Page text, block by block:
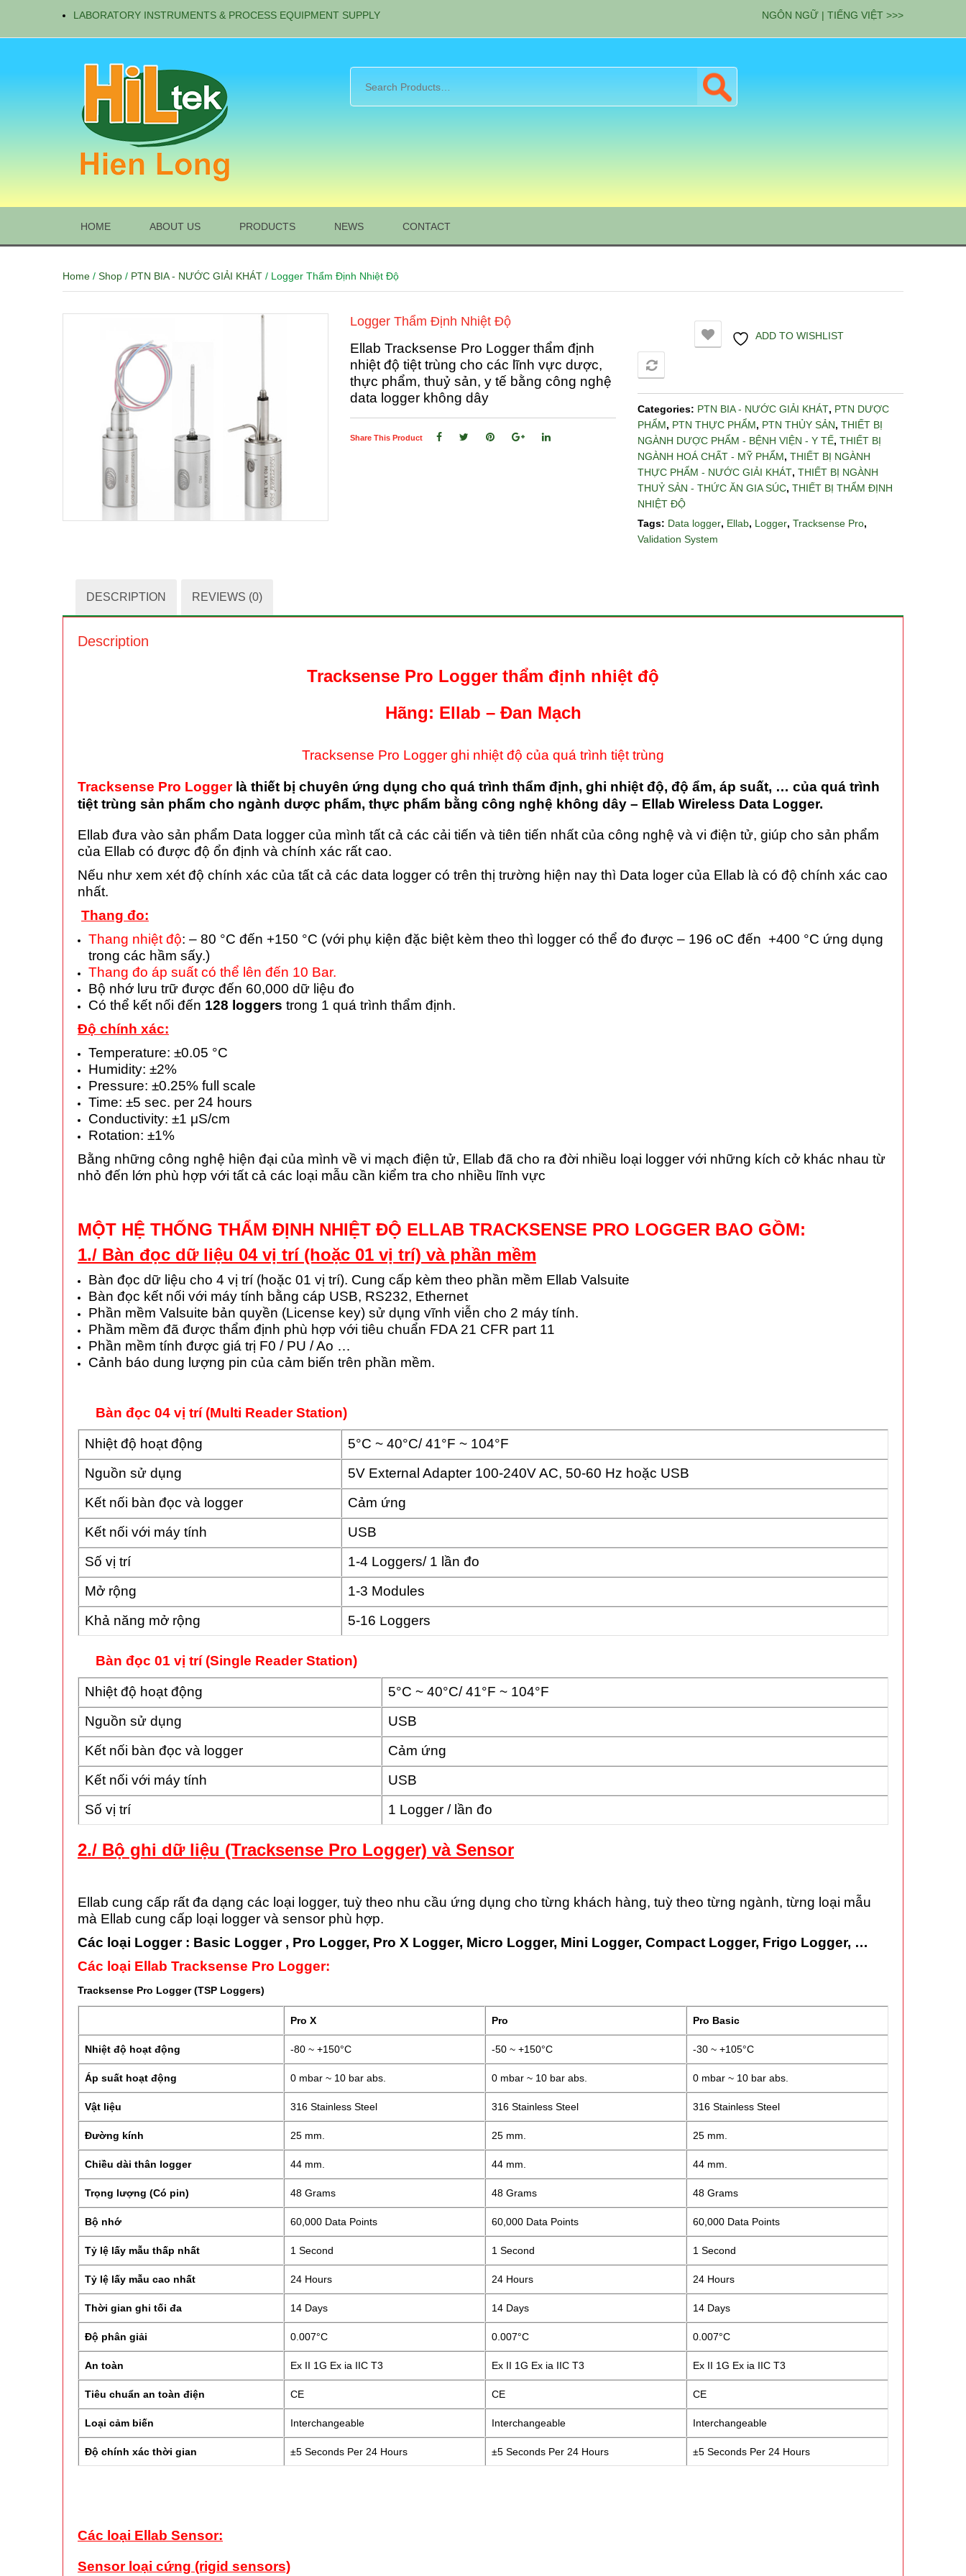
LABORATORY INSTRUMENTS & PROCESS EQUIPMENT SUPPLY NGÔN NGỮ | TIẾNG VIỆT >>>
HOME ABOUT US PRODUCTS NEWS CONTACT
Home / Shop / PTN BIA - NƯỚC GIẢI KHÁT / Logger Thẩm Định Nhiệt Độ
Logger Thẩm Định Nhiệt Độ
Ellab Tracksense Pro Logger thẩm định
nhiệt độ tiệt trùng cho các lĩnh vực dược,
thực phẩm, thuỷ sản, y tế bằng công nghệ
data logger không dây
Share This Product
ADD TO WISHLIST
Categories: PTN BIA - NƯỚC GIẢI KHÁT, PTN DƯỢC
PHẨM, PTN THỰC PHẨM, PTN THỦY SẢN, THIẾT BỊ
NGÀNH DƯỢC PHẨM - BỆNH VIỆN - Y TẾ, THIẾT BỊ
NGÀNH HOÁ CHẤT - MỸ PHẨM, THIẾT BỊ NGÀNH
THỰC PHẨM - NƯỚC GIẢI KHÁT, THIẾT BỊ NGÀNH
THUỶ SẢN - THỨC ĂN GIA SÚC, THIẾT BỊ THẨM ĐỊNH
NHIỆT ĐỘ
Tags: Data logger, Ellab, Logger, Tracksense Pro,
Validation System
DESCRIPTION REVIEWS (0)
Description
Tracksense Pro Logger thẩm định nhiệt độ
Hãng: Ellab – Đan Mạch
Tracksense Pro Logger ghi nhiệt độ của quá trình tiệt trùng
Tracksense Pro Loggerlà thiết bị chuyên ứng dụng cho quá trình thẩm định, ghi nhiệt độ, độ ẩm, áp suất, … của quá trình
tiệt trùng sản phẩm cho ngành dược phẩm, thực phẩm bằng công nghệ không dây – Ellab Wireless Data Logger.
Ellab đưa vào sản phẩm Data logger của mình tất cả các cải tiến và tiên tiến nhất của công nghệ và vi điện tử, giúp cho sản phẩm
của Ellab có được độ ổn định và chính xác rất cao.
Nếu như xem xét độ chính xác của tất cả các data logger có trên thị trường hiện nay thì Data loger của Ellab là có độ chính xác cao
nhất.
Thang đo:
Thang nhiệt độ: – 80 °C đến +150 °C (với phụ kiện đặc biệt kèm theo thì logger có thể đo được – 196 oC đến +400 °C ứng dụng
trong các hầm sấy.)
Thang đo áp suất có thể lên đến 10 Bar.
Bộ nhớ lưu trữ được đến 60,000 dữ liệu đo
Có thể kết nối đến 128 loggers trong 1 quá trình thẩm định.
Độ chính xác:
Temperature: ±0.05 °C
Humidity: ±2%
Pressure: ±0.25% full scale
Time: ±5 sec. per 24 hours
Conductivity: ±1 μS/cm
Rotation: ±1%
Bằng những công nghệ hiện đại của mình về vi mạch điện tử, Ellab đã cho ra đời nhiều loại logger với những kích cở khác nhau từ
nhỏ đến lớn phù hợp với tất cả các loại mẫu cần kiểm tra cho nhiều lĩnh vực
MỘT HỆ THỐNG THẨM ĐỊNH NHIỆT ĐỘ ELLAB TRACKSENSE PRO LOGGER BAO GỒM:
1./ Bàn đọc dữ liệu 04 vị trí (hoặc 01 vị trí) và phần mềm
Bàn đọc dữ liệu cho 4 vị trí (hoặc 01 vị trí). Cung cấp kèm theo phần mềm Ellab Valsuite
Bàn đọc kết nối với máy tính bằng cáp USB, RS232, Ethernet
Phần mềm Valsuite bản quyền (License key) sử dụng vĩnh viễn cho 2 máy tính.
Phầm mềm đã được thẩm định phù hợp với tiêu chuẩn FDA 21 CFR part 11
Phần mềm tính được giá trị F0 / PU / Ao …
Cảnh báo dung lượng pin của cảm biến trên phần mềm.
Bàn đọc 04 vị trí (Multi Reader Station)
Nhiệt độ hoạt động
5°C ~ 40°C/ 41°F ~ 104°F
Nguồn sử dụng
5V External Adapter 100-240V AC, 50-60 Hz hoặc USB
Kết nối bàn đọc và logger
Cảm ứng
Kết nối với máy tính
USB
Số vị trí
1-4 Loggers/ 1 lần đo
Mở rộng
1-3 Modules
Khả năng mở rộng
5-16 Loggers
Bàn đọc 01 vị trí (Single Reader Station)
Nhiệt độ hoạt động
5°C ~ 40°C/ 41°F ~ 104°F
Nguồn sử dụng
USB
Kết nối bàn đọc và logger
Cảm ứng
Kết nối với máy tính
USB
Số vị trí
1 Logger / lần đo
2./ Bộ ghi dữ liệu (Tracksense Pro Logger) và Sensor
Ellab cung cấp rất đa dạng các loại logger, tuỳ theo nhu cầu ứng dụng cho từng khách hàng, tuỳ theo từng ngành, từng loại mẫu
mà Ellab cung cấp loại logger và sensor phù hợp.
Các loại Logger : Basic Logger , Pro Logger, Pro X Logger, Micro Logger, Mini Logger, Compact Logger, Frigo Logger, …
Các loại Ellab Tracksense Pro Logger:
Tracksense Pro Logger (TSP Loggers)
Pro X Pro Pro Basic
Nhiệt độ hoạt động -80 ~ +150°C -50 ~ +150°C -30 ~ +105°C
Áp suất hoạt động 0 mbar ~ 10 bar abs. 0 mbar ~ 10 bar abs. 0 mbar ~ 10 bar abs.
Vật liệu 316 Stainless Steel 316 Stainless Steel 316 Stainless Steel
Đường kính 25 mm. 25 mm. 25 mm.
Chiều dài thân logger 44 mm. 44 mm. 44 mm.
Trọng lượng (Có pin) 48 Grams 48 Grams 48 Grams
Bộ nhớ 60,000 Data Points 60,000 Data Points 60,000 Data Points
Tỷ lệ lấy mẫu thấp nhất 1 Second 1 Second 1 Second
Tỷ lệ lấy mẫu cao nhất 24 Hours 24 Hours 24 Hours
Thời gian ghi tối đa 14 Days 14 Days 14 Days
Độ phân giải 0.007°C 0.007°C 0.007°C
An toàn Ex II 1G Ex ia IIC T3 Ex II 1G Ex ia IIC T3 Ex II 1G Ex ia IIC T3
Tiêu chuẩn an toàn điện CE CE CE
Loại cảm biến Interchangeable Interchangeable Interchangeable
Độ chính xác thời gian ±5 Seconds Per 24 Hours ±5 Seconds Per 24 Hours ±5 Seconds Per 24 Hours
Các loại Ellab Sensor:
Sensor loại cứng (rigid sensors)